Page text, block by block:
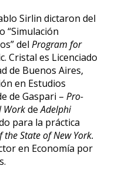
Sirlin dictaron del
“Simulación
del Program for
Cristal es Licenciado
de Buenos Aires,
en Estudios
de Gaspari – Pro-
WorkdeAdelphi
para la práctica
the State of New York.
en Economía por